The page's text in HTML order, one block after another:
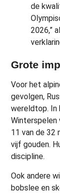
de
2026,”
Grote
Voor het
gevolgen,
wereldtop. In
Winterspelen
11 van de 32
vijf gouden.
discipline.
Ook andere
bobslee en